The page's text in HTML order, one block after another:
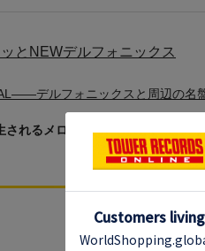
とNEWデルフォニックス
デルフォニックスと周辺の名
されるメロディーとグルーヴ